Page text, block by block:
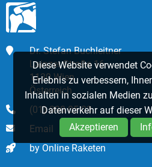
Diese Website verwendet
Erlebnis zu verbessern,
Inhalten in sozialen Medien
Datenverkehr auf dieser
Akzeptieren
Dr. Stefan Buchleitner
Lainzer Straße 16
1130 Wien
Österreich
(01) 890 05 03
Email
by Online Raketen